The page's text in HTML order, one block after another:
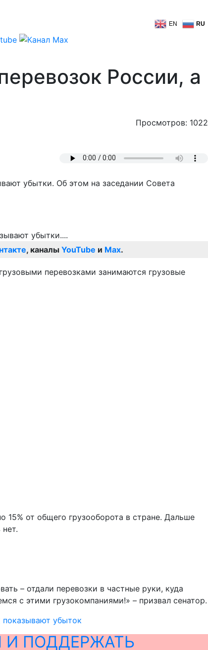
EN RU
России, а
Просмотров: 1022
убытки. Об этом на заседании Совета
, каналы YouTube и Max.
перевозками занимаются грузовые
от общего грузооборота в стране. Дальше
– отдали перевозки в частные руки, куда
с этими грузокомпаниями!» – призвал сенатор.
убыток
И ПОДДЕРЖАТЬ